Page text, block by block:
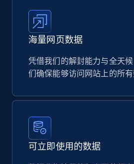
eCommerce
719+ 91+
海量网页数据
凭借我们的解封能力与全天候
们确保能够访问网站上的所有
可立即使用的数据